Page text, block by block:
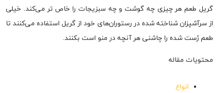
گریل طعم هر چیزی چه گوشت و چه سبزیجات را خاص تر می‌کند. خیلی
از سرآشپزان شناخته شده در رستوران‌های خود از گریل استفاده می‌کنند تا
طعم رُست شده را چاشنی هر آنچه در منو است بکنند.
محتویات مقاله
انواع